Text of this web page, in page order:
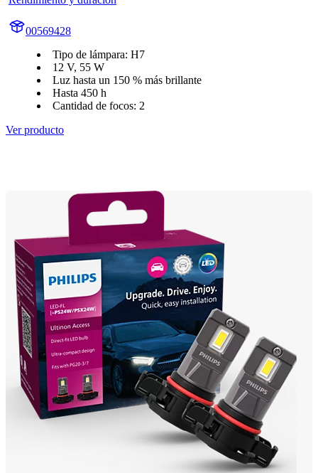
00569428
Tipo de lámpara: H7
12 V, 55 W
Luz hasta un 150 % más brillante
Hasta 450 h
Cantidad de focos: 2
Ver producto